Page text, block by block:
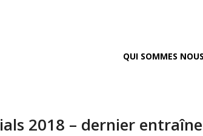
QUI SOMMES
2018 – dernier